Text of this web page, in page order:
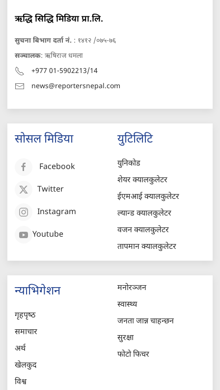
ऋद्धि सिद्धि मिडिया प्रा.लि.
सुचना बिभाग दर्ता नं. : १४१२ /०७५-७६
सञ्चालक: ऋषिराज धमला
+977 01-5902213/14
news@reportersnepal.com
सोसल मिडिया
Facebook
Twitter
Instagram
Youtube
युटिलिटि
युनिकोड
शेयर क्यालकुलेटर
ईएमआई क्यालकुलेटर
ल्यान्ड क्यालकुलेटर
वजन क्यालकुलेटर
तापमान क्यालकुलेटर
न्याभिगेशन
गृहपृष्‍ठ
समाचार
अर्थ
खेलकुद
विश्व
मनोरञ्जन
स्वास्थ्य
जनता जान्न चाहन्छन
सुरक्षा
फोटो फिचर